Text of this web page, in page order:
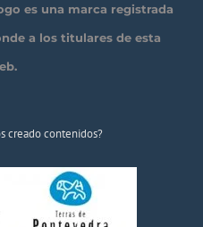
es una marca registrada
a los titulares de esta
creado contenidos?